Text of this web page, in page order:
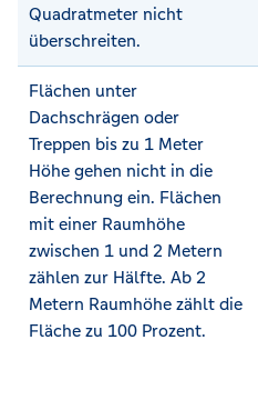
Quadratmeter nicht
überschreiten.
Flächen unter
Dachschrägen oder
Treppen bis zu 1 Meter
Höhe gehen nicht in die
Berechnung ein. Flächen
mit einer Raumhöhe
zwischen 1 und 2 Metern
zählen zur Hälfte. Ab 2
Metern Raumhöhe zählt die
Fläche zu 100 Prozent.